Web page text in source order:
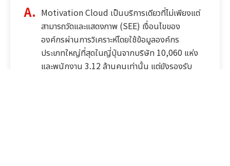
Motivation Cloud เป็นบริการเดียวที่ไม่เพียงแต่
สามารถวัดและแสดงภาพ (SEE) เงื่อนไขของ
องค์กรผ่านการวิเคราะห์โดยใช้ข้อมูลองค์กร
ประเภทใหญ่ที่สุดในญี่ปุ่นจากบริษัท 10,060 แห่ง
และพนักงาน 3.12 ล้านคนเท่านั้น แต่ยังรองรับ